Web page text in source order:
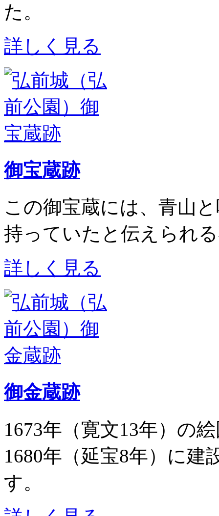
た。
詳しく見る
御宝蔵跡
この御宝蔵には、青山
持っていたと伝えられ
詳しく見る
御金蔵跡
1673年（寛文13年）の
1680年（延宝8年）に
す。